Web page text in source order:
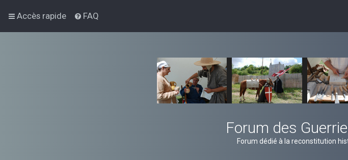
Accès rapide FAQ
Forum des
Forum dédié à la reconstitution